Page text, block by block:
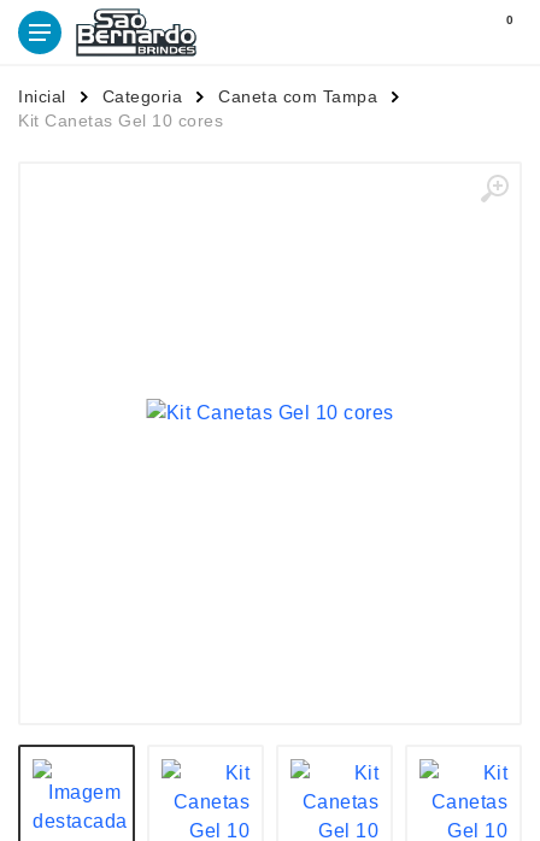
0
Inicial Categoria
Caneta com Tampa
Kit Canetas Gel 10 cores